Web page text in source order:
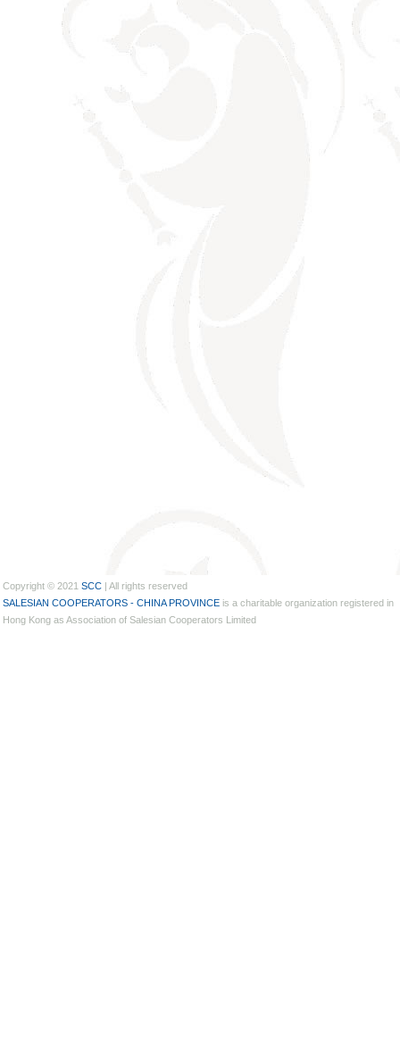
Copyright © 2021 SCC | All rights reserved
SALESIAN COOPERATORS - CHINA PROVINCE is a charitable organization registered in
Hong Kong as Association of Salesian Cooperators Limited